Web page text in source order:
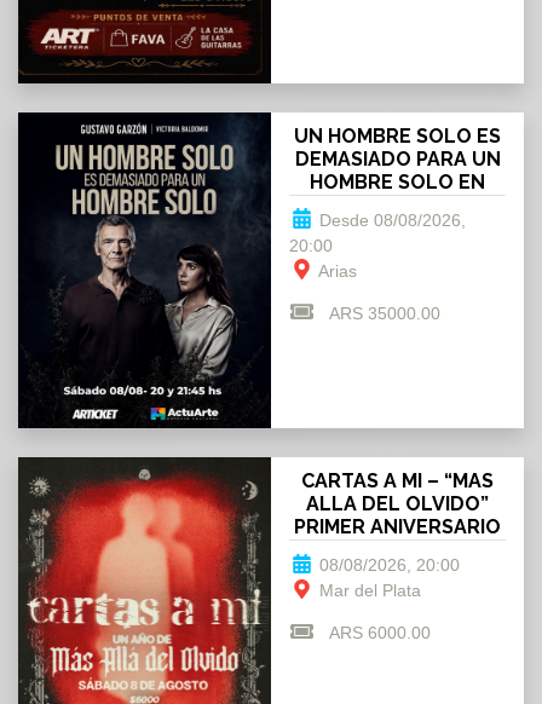
UN HOMBRE SOLO ES
DEMASIADO PARA UN
HOMBRE SOLO EN
Desde 08/08/2026,
20:00
Arias
ARS 35000.00
CARTAS A MI – “MAS
ALLA DEL OLVIDO”
PRIMER ANIVERSARIO
08/08/2026, 20:00
Mar del Plata
ARS 6000.00